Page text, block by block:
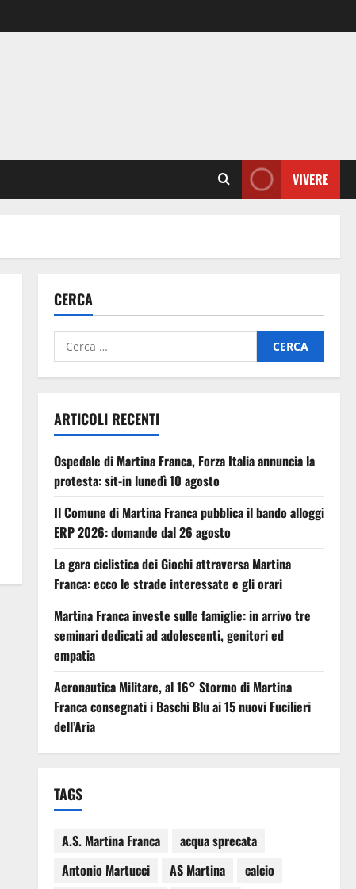
VIVERE
CERCA
ARTICOLI RECENTI
Ospedale di Martina Franca, Forza Italia annuncia la
protesta: sit-in lunedì 10 agosto
Il Comune di Martina Franca pubblica il bando alloggi
ERP 2026: domande dal 26 agosto
La gara ciclistica dei Giochi attraversa Martina
Franca: ecco le strade interessate e gli orari
Martina Franca investe sulle famiglie: in arrivo tre
seminari dedicati ad adolescenti, genitori ed
empatia
Aeronautica Militare, al 16° Stormo di Martina
Franca consegnati i Baschi Blu ai 15 nuovi Fucilieri
dell’Aria
TAGS
A.S. Martina Franca
acqua sprecata
Antonio Martucci
AS Martina
calcio